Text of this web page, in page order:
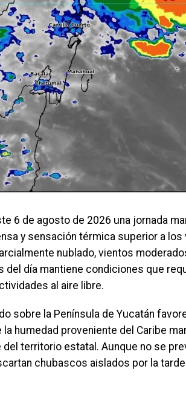
6 de agosto de 2026 una jornada
y sensación térmica superior a los
nublado, vientos
del día mantiene condiciones que
al aire libre.
sobre la Península de Yucatán
humedad proveniente del Caribe
territorio estatal. Aunque no se
chubascos aislados por la tarde